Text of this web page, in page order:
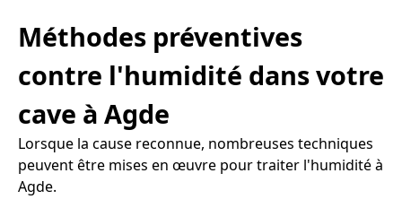
Méthodes préventives
contre l'humidité dans votre
cave à Agde
Lorsque la cause reconnue, nombreuses techniques
peuvent être mises en œuvre pour traiter l'humidité à
Agde.